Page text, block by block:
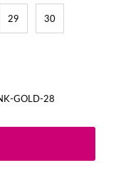
29 30
GOLD-28